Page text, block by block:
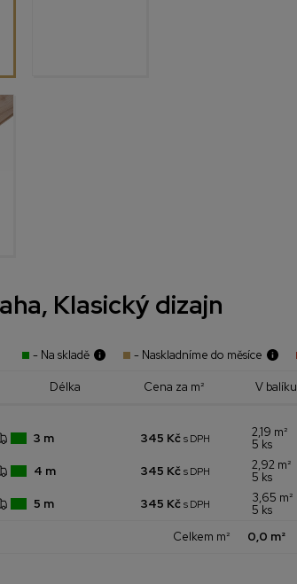
Klasický dizajn
- Na skladě - Naskladníme do měsíce
Délka Cena za m² V balíku
3 m 345 Kč s DPH
2,19 m²
5 ks
4 m 345 Kč s DPH
2,92 m²
5 ks
5 m 345 Kč s DPH
3,65 m²
5 ks
Celkem m² 0,0 m²